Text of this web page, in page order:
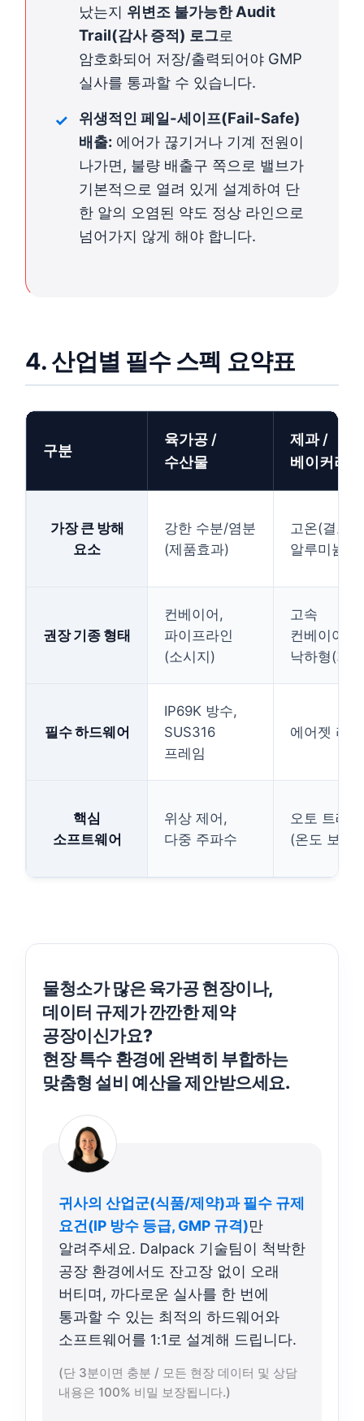
났는지 위변조 불가능한 Audit
Trail(감사 증적) 로그로
암호화되어 저장/출력되어야 GMP
실사를 통과할 수 있습니다.
위생적인 페일-세이프(Fail-Safe)
배출: 에어가 끊기거나 기계 전원이
나가면, 불량 배출구 쪽으로 밸브가
기본적으로 열려 있게 설계하여 단
한 알의 오염된 약도 정상 라인으로
넘어가지 않게 해야 합니다.
4. 산업별 필수 스펙 요약표
구분
육가공 /
수산물
제과 /
베이커리
가장 큰 방해
요소
강한 수분/염분
(제품효과)
고온(결로),
알루미늄
권장 기종 형태
컨베이어,
파이프라인
(소시지)
고속
컨베이어,
낙하형(가
필수 하드웨어
IP69K 방수,
SUS316
프레임
에어젯 리
핵심
소프트웨어
위상 제어,
다중 주파수
오토 트래킹
(온도 보상)
물청소가 많은 육가공 현장이나,
데이터 규제가 깐깐한 제약
공장이신가요?
현장 특수 환경에 완벽히 부합하는
맞춤형 설비 예산을 제안받으세요.
귀사의 산업군(식품/제약)과 필수 규제
요건(IP 방수 등급, GMP 규격)만
알려주세요. Dalpack 기술팀이 척박한
공장 환경에서도 잔고장 없이 오래
버티며, 까다로운 실사를 한 번에
통과할 수 있는 최적의 하드웨어와
소프트웨어를 1:1로 설계해 드립니다.
(단 3분이면 충분 / 모든 현장 데이터 및 상담
내용은 100% 비밀 보장됩니다.)